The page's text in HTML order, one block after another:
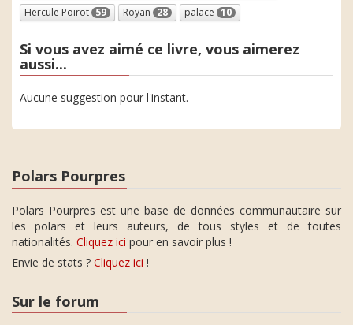
Hercule Poirot 59 Royan 28 palace 10
Si vous avez aimé ce livre, vous aimerez
aussi...
Aucune suggestion pour l'instant.
Polars Pourpres
Polars Pourpres est une base de données communautaire sur
les polars et leurs auteurs, de tous styles et de toutes
nationalités. Cliquez ici pour en savoir plus !
Envie de stats ? Cliquez ici !
Sur le forum